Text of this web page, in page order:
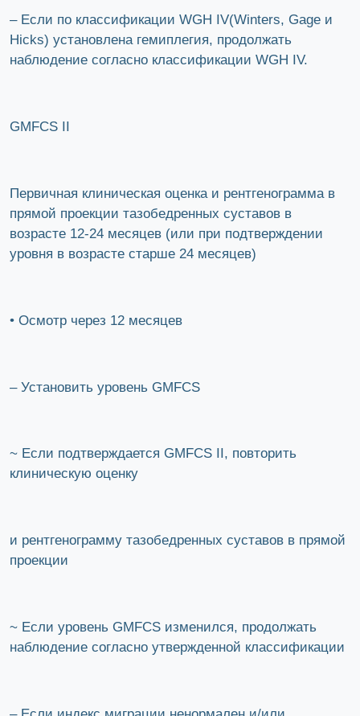
– Если по классификации WGH IV(Winters, Gage и
Hicks) установлена гемиплегия, продолжать
наблюдение согласно классификации WGH IV.
GMFCS II
Первичная клиническая оценка и рентгенограмма в
прямой проекции тазобедренных суставов в
возрасте 12-24 месяцев (или при подтверждении
уровня в возрасте старше 24 месяцев)
• Осмотр через 12 месяцев
– Установить уровень GMFCS
~ Если подтверждается GMFCS II, повторить
клиническую оценку
и рентгенограмму тазобедренных суставов в прямой
проекции
~ Если уровень GMFCS изменился, продолжать
наблюдение согласно утвержденной классификации